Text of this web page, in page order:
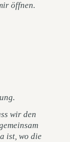
öffnen.
wir den
ist, wo die